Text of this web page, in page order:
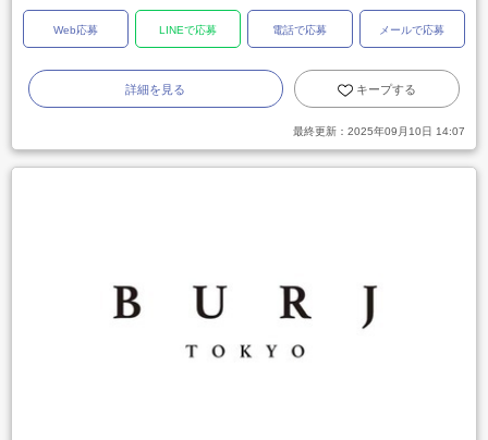
Web応募 LINEで応募 電話で応募 メールで応募
詳細を見る キープする
最終更新： 2025年09月10日 14:07